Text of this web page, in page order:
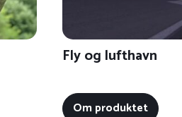
Fly og lufthavn
Om produktet